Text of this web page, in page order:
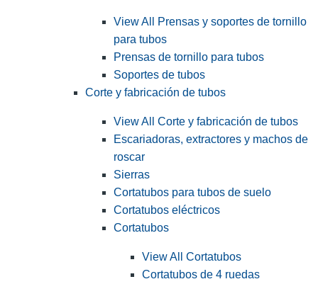
View All Prensas y soportes de tornillo
para tubos
Prensas de tornillo para tubos
Soportes de tubos
Corte y fabricación de tubos
View All Corte y fabricación de tubos
Escariadoras, extractores y machos de
roscar
Sierras
Cortatubos para tubos de suelo
Cortatubos eléctricos
Cortatubos
View All Cortatubos
Cortatubos de 4 ruedas